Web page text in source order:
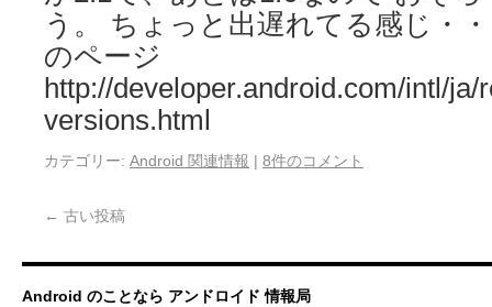
う。 ちょっと出遅れてる感じ・
のページ
http://developer.android.com/intl/
versions.html
カテゴリー: Android 関連情報 | 8件のコメント
← 古い投稿
Android のことなら アンドロイド 情報局